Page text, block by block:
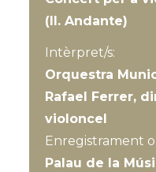
(II. Andante)
Intèrpret/s:
Orquestra
Rafael Ferrer,
violoncel
Enregistrament
Palau de la